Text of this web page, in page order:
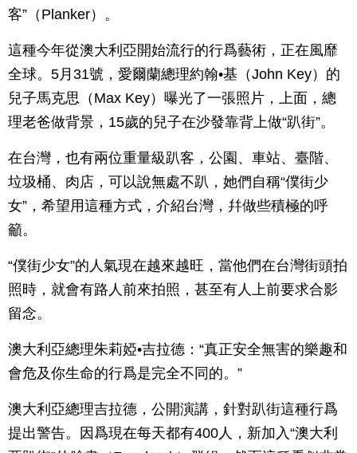
客”（Planker）。
這種今年從澳大利亞開始流行的行爲藝術，正在風靡
全球。5月31號，愛爾蘭總理約翰•基（John Key）的
兒子馬克思（Max Key）曝光了一張照片，上面，總
理老爸做背景，15歲的兒子在沙發靠背上做“趴街”。
在台灣，也有兩位重量級趴客，公園、車站、臺階、
垃圾桶、肉店，可以說無處不趴，她們自稱“僕街少
女”，希望用這種方式，介紹台灣，幷做些積極的呼
籲。
“僕街少女”的人氣現在越來越旺，當他們在台灣街頭拍
照時，就會有路人前來拍照，甚至有人上前要求合影
留念。
澳大利亞總理朱莉婭•吉拉德：“真正安全無害的樂趣和
會危及你生命的行爲是完全不同的。”
澳大利亞總理吉拉德，公開演講，針對趴街這種行爲
提出警告。因爲現在每天都有400人，新加入“澳大利